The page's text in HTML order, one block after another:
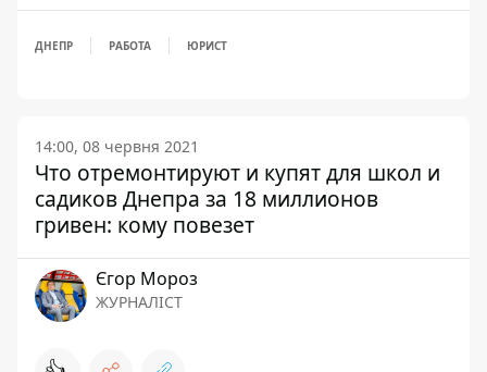
ДНЕПР РАБОТА ЮРИСТ
14:00, 08 червня 2021
Что отремонтируют и купят для школ и
садиков Днепра за 18 миллионов
гривен: кому повезет
Єгор Мороз
ЖУРНАЛІСТ